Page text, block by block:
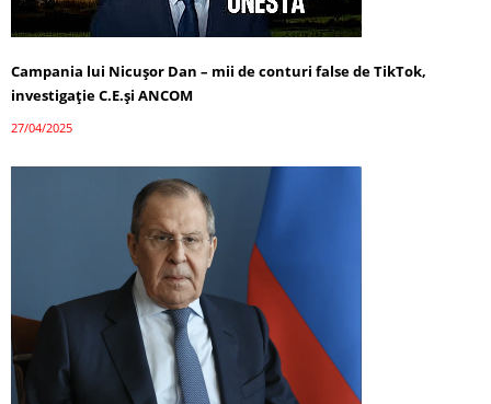
Campania lui Nicușor Dan – mii de conturi false de TikTok,
investigație C.E.și ANCOM
27/04/2025